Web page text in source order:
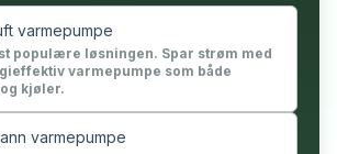
varmepumpe
populære løsningen. Spar strøm med
varmepumpe som både
kjøler.
varmepumpe